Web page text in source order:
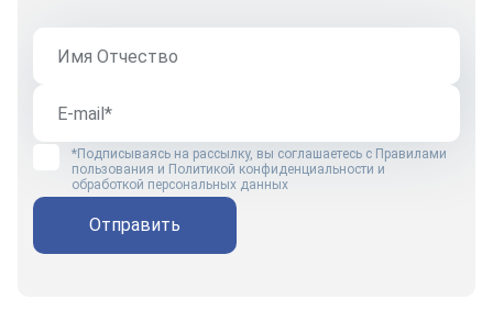
*Подписываясь на рассылку, вы соглашаетесь с Правилами
пользования и Политикой конфиденциальности и
обработкой персональных данных
Отправить